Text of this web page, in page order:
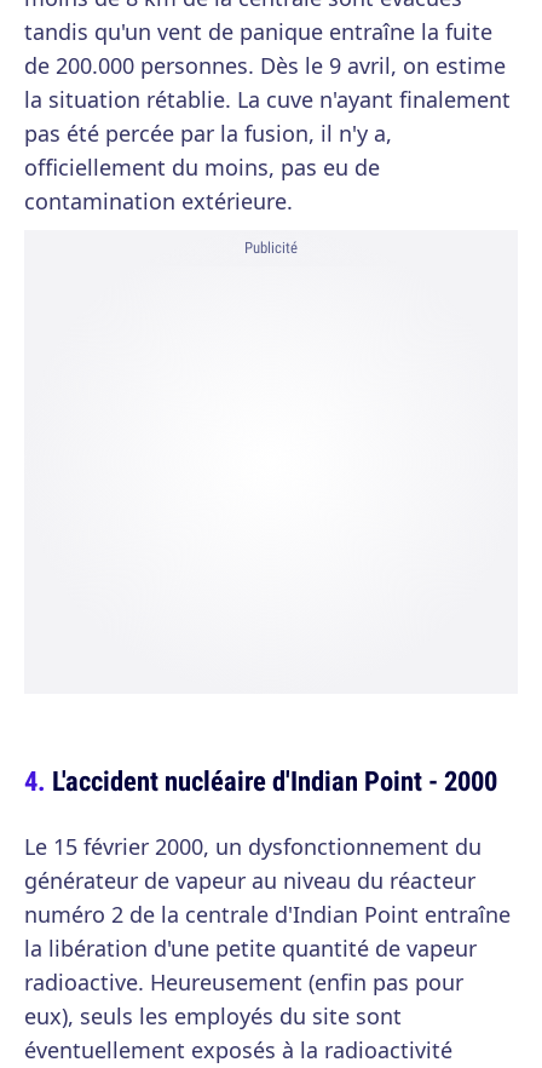
tandis qu'un vent de panique entraîne la fuite
de 200.000 personnes. Dès le 9 avril, on estime
la situation rétablie. La cuve n'ayant finalement
pas été percée par la fusion, il n'y a,
officiellement du moins, pas eu de
contamination extérieure.
Publicité
L'accident nucléaire d'Indian Point - 2000
Le 15 février 2000, un dysfonctionnement du
générateur de vapeur au niveau du réacteur
numéro 2 de la centrale d'Indian Point entraîne
la libération d'une petite quantité de vapeur
radioactive. Heureusement (enfin pas pour
eux), seuls les employés du site sont
éventuellement exposés à la radioactivité